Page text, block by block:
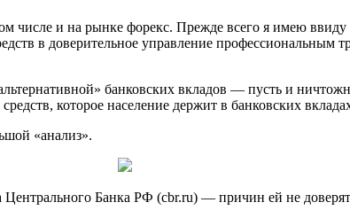
числе и на рынке форекс. Прежде всего я имею ввиду
в доверительное управление профессиональным
банковских вкладов — пусть и
которое население держит в банковских
«анализ».
Банка РФ (cbr.ru) — причин ей не